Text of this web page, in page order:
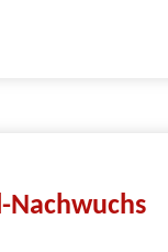
Nachwuchs